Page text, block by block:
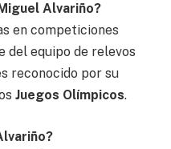
Alvariño?
en competiciones
del equipo de relevos
reconocido por su
Juegos Olímpicos.